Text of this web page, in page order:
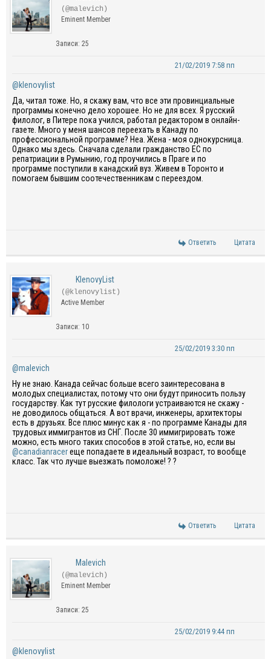
(@malevich)
Eminent Member
Записи: 25
21/02/2019 7:58 пп
@klenovylist
Да, читал тоже. Но, я скажу вам, что все эти провинциальные
программы конечно дело хорошее. Но не для всех. Я русский
филолог, в Питере пока учился, работал редактором в онлайн-
газете. Много у меня шансов переехать в Канаду по
профессиональной программе? Неа. Жена - моя однокурсница.
Однако мы здесь. Сначала сделали гражданство ЕС по
репатриации в Румынию, год проучились в Праге и по
программе поступили в канадский вуз. Живем в Торонто и
помогаем бывшим соотечественникам с переездом.
Ответить Цитата
KlenovyList
(@klenovylist)
Active Member
Записи: 10
25/02/2019 3:30 пп
@malevich
Ну не знаю. Канада сейчас больше всего заинтересована в
молодых специалистах, потому что они будут приносить пользу
государству. Как тут русские филологи устраиваются не скажу -
не доводилось общаться. А вот врачи, инженеры, архитекторы
есть в друзьях. Все плюс минус как я - по программе Канады для
трудовых иммигрантов из СНГ. После 30 иммигрировать тоже
можно, есть много таких способов в этой статье, но, если вы
@canadianracerеще попадаете в идеальный возраст, то вообще
класс. Так что лучше выезжать помоложе! ? ?
Ответить Цитата
Malevich
(@malevich)
Eminent Member
Записи: 25
25/02/2019 9:44 пп
@klenovylist